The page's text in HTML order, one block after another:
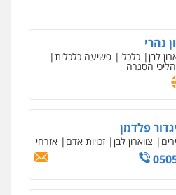
נהרי
לבן כלכלי פשיעה כלכלית
הליכי הסגרה
פלדמן
צווארון לבן זכויות אדם אזרחי
– צלם